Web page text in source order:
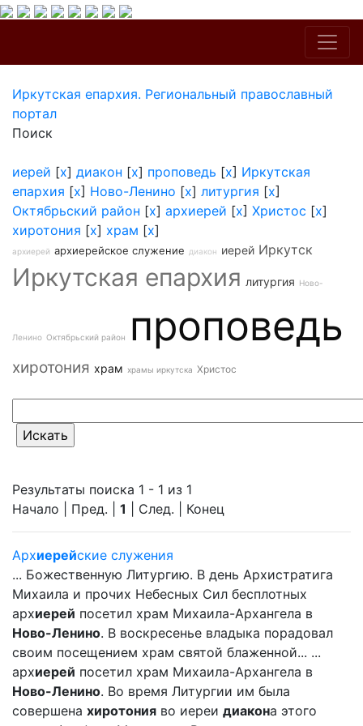
Иркутская епархия. Региональный православный
портал
Поиск
иерей [x] диакон [x] проповедь [x] Иркутская
епархия [x] Ново-Ленино [x] литургия [x]
Октябрьский район [x] архиерей [x] Христос [x]
хиротония [x] храм [x]
архиерей архиерейское служение диакон иерей Иркутск
Иркутская епархия литургия Ново-
Ленино Октябрьский район проповедь
хиротония храм храмы иркутска Христос
Результаты поиска 1 - 1 из 1
Начало | Пред. | 1 | След. | Конец
Архиерейские служения
... Божественную Литургию. В день Архистратига
Михаила и прочих Небесных Сил бесплотных
архиерей посетил храм Михаила-Архангела в
Ново-Ленино. В воскресенье владыка порадовал
своим посещением храм святой блаженной... ...
архиерей посетил храм Михаила-Архангела в
Ново-Ленино. Во время Литургии им была
совершена хиротония во иереи диакона этого